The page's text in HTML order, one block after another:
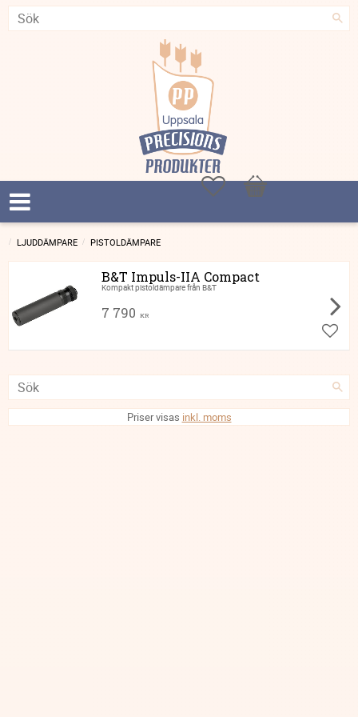
FavoriterKundvagn
LJUDDÄMPARE PISTOLDÄMPARE
B&T Impuls-IIA Compact
Kompakt pistoldämpare från B&T
7 790 KR
Lägg
Priser visas inkl. moms